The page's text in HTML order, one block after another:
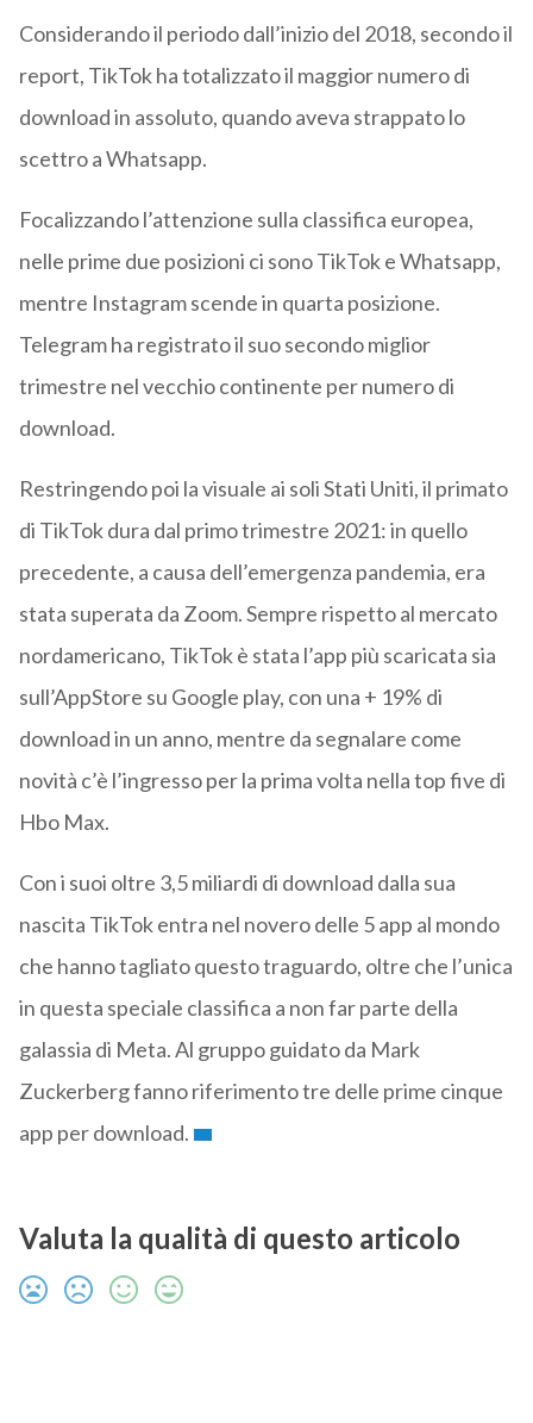
Considerando il periodo dall’inizio del 2018, secondo il
report, TikTok ha totalizzato il maggior numero di
download in assoluto, quando aveva strappato lo
scettro a Whatsapp.
Focalizzando l’attenzione sulla classifica europea,
nelle prime due posizioni ci sono TikTok e Whatsapp,
mentre Instagram scende in quarta posizione.
Telegram ha registrato il suo secondo miglior
trimestre nel vecchio continente per numero di
download.
Restringendo poi la visuale ai soli Stati Uniti, il primato
di TikTok dura dal primo trimestre 2021: in quello
precedente, a causa dell’emergenza pandemia, era
stata superata da Zoom. Sempre rispetto al mercato
nordamericano, TikTok è stata l’app più scaricata sia
sull’AppStore su Google play, con una + 19% di
download in un anno, mentre da segnalare come
novità c’è l’ingresso per la prima volta nella top five di
Hbo Max.
Con i suoi oltre 3,5 miliardi di download dalla sua
nascita TikTok entra nel novero delle 5 app al mondo
che hanno tagliato questo traguardo, oltre che l’unica
in questa speciale classifica a non far parte della
galassia di Meta. Al gruppo guidato da Mark
Zuckerberg fanno riferimento tre delle prime cinque
app per download.
Valuta la qualità di questo articolo